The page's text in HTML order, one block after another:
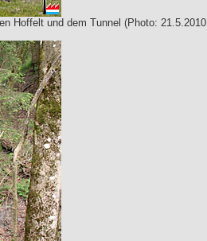
Hoffelt und dem Tunnel (Photo: 21.5.2010